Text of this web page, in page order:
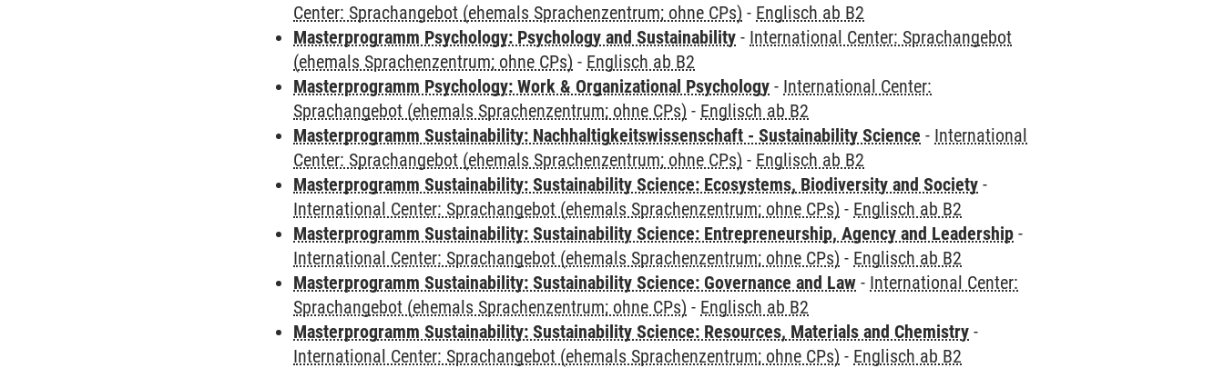
Center: Sprachangebot (ehemals Sprachenzentrum; ohne CPs) - Englisch ab B2
Masterprogramm Psychology: Psychology and Sustainability - International Center: Sprachangebot
(ehemals Sprachenzentrum; ohne CPs) - Englisch ab B2
Masterprogramm Psychology: Work & Organizational Psychology - International Center:
Sprachangebot (ehemals Sprachenzentrum; ohne CPs) - Englisch ab B2
Masterprogramm Sustainability: Nachhaltigkeitswissenschaft - Sustainability Science - International
Center: Sprachangebot (ehemals Sprachenzentrum; ohne CPs) - Englisch ab B2
Masterprogramm Sustainability: Sustainability Science: Ecosystems, Biodiversity and Society -
International Center: Sprachangebot (ehemals Sprachenzentrum; ohne CPs) - Englisch ab B2
Masterprogramm Sustainability: Sustainability Science: Entrepreneurship, Agency and Leadership -
International Center: Sprachangebot (ehemals Sprachenzentrum; ohne CPs) - Englisch ab B2
Masterprogramm Sustainability: Sustainability Science: Governance and Law - International Center:
Sprachangebot (ehemals Sprachenzentrum; ohne CPs) - Englisch ab B2
Masterprogramm Sustainability: Sustainability Science: Resources, Materials and Chemistry -
International Center: Sprachangebot (ehemals Sprachenzentrum; ohne CPs) - Englisch ab B2